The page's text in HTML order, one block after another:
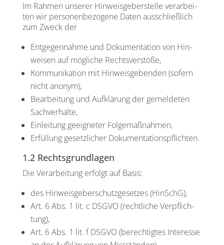
Im Rah­men unse­rer Hin­weis­ge­ber­stel­le ver­ar­bei­
ten wir per­so­nen­be­zo­ge­ne Daten aus­schließ­lich
zum Zweck der
Ent­ge­gen­nah­me und Doku­men­ta­ti­on von Hin­
wei­sen auf mög­li­che Rechts­ver­stö­ße,
Kom­mu­ni­ka­ti­on mit Hin­weis­ge­ben­den (sofern
nicht anonym),
Bear­bei­tung und Auf­klä­rung der gemel­de­ten
Sach­ver­hal­te,
Ein­lei­tung geeig­ne­ter Fol­ge­maß­nah­men,
Erfül­lung gesetz­li­cher Doku­men­ta­ti­ons­pflich­ten.
1.2 Rechtsgrundlagen
Die Ver­ar­bei­tung erfolgt auf Basis:
des Hin­weis­ge­ber­schutz­ge­set­zes (HinSchG),
Art. 6 Abs. 1 lit. c DSGVO (recht­li­che Ver­pflich­
tung),
Art. 6 Abs. 1 lit. f DSGVO (berech­tig­tes Inter­es­se